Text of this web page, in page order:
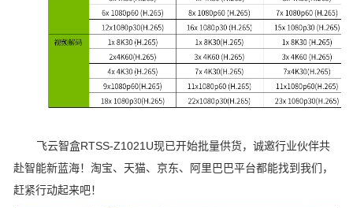
飞云智盒RTSS-Z1021U现已开始批量供货，诚邀行业伙伴共
赴智能新蓝海！淘宝、天猫、京东、阿里巴巴平台都能找到我们，
赶紧行动起来吧！